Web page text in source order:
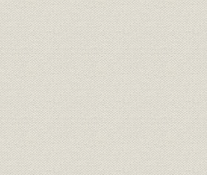
東京銀行協会歴代会長・副会長
一覧
歴代一般委員会委員長一覧 昭和31年
委員会組織 全国銀行協会連合会
委員会
平成8年4
委員会組織 東京銀行協会委員会 平成8年4
委員会組織の変遷 昭和20年~